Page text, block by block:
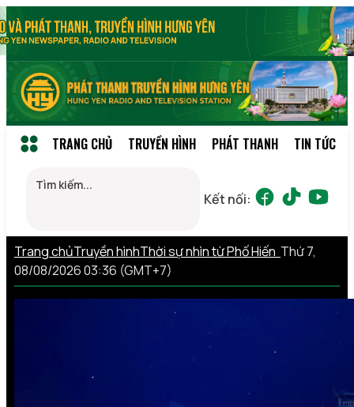
TRANG CHỦ TRUYỀN HÌNH PHÁT THANH TIN TỨC
Kết nối:
Trang chủTruyền hìnhThời sự nhìn từ Phố Hiến Thứ 7,
08/08/2026 03:36 (GMT+7)